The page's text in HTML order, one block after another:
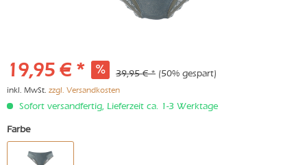
19,95 € * 39,95 € * (50% gespart)
inkl. MwSt. zzgl. Versandkosten
Sofort versandfertig, Lieferzeit ca. 1-3 Werktage
Farbe